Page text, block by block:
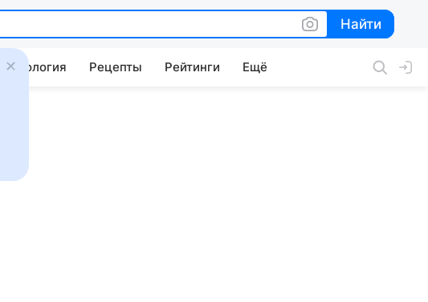
Найти
Найти
Психология Рецепты Рейтинги Ещё